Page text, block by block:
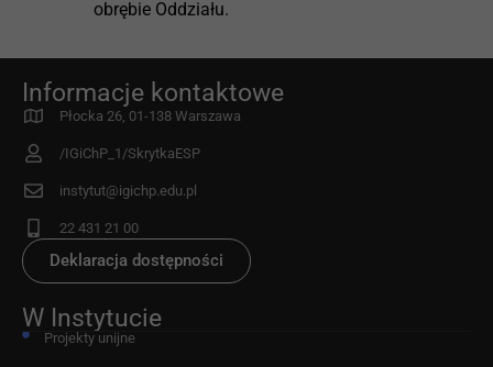
obrębie Oddziału.
Informacje kontaktowe
Płocka 26, 01-138 Warszawa
/IGiChP_1/SkrytkaESP
instytut@igichp.edu.pl
22 431 21 00
Deklaracja dostępności
W Instytucie
Projekty unijne